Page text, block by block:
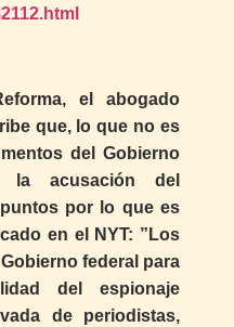
el abogado
que, lo que no es
del Gobierno
la acusación del
por lo que es
en el NYT: ”Los
federal para
del espionaje
de periodistas,